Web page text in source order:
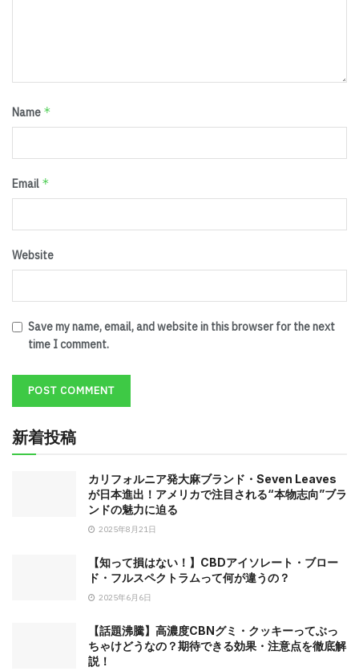
Name *
Email *
Website
Save my name, email, and website in this browser for the next
time I comment.
新着投稿
カリフォルニア発大麻ブランド・Seven Leaves
が日本進出！アメリカで注目される“本物志向”ブラ
ンドの魅力に迫る
2025年8月21日
【知って損はない！】CBDアイソレート・ブロー
ド・フルスペクトラムって何が違うの？
2025年6月6日
【話題沸騰】高濃度CBNグミ・クッキーってぶっ
ちゃけどうなの？期待できる効果・注意点を徹底解
説！